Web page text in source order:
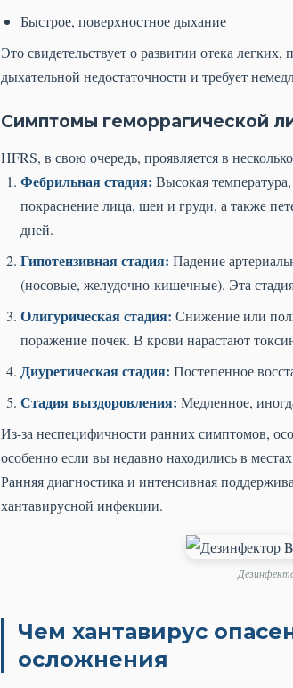
Быстрое, поверхностное дыхание
Это свидетельствует о развитии отека
дыхательной недостаточности и требует
Симптомы геморрагической
HFRS, в свою очередь, проявляется в
Фебрильная стадия: Высокая
покраснение лица, шеи и груди, а также
дней.
Гипотензивная стадия: Падение
(носовые, желудочно-кишечные). Эта
Олигурическая стадия: Снижение или
поражение почек. В крови нарастают
Диуретическая стадия: Постепенное
Стадия выздоровления: Медленное,
Из-за неспецифичности ранних симптомов,
особенно если вы недавно находились в
Ранняя диагностика и интенсивная
хантавирусной инфекции.
Чем хантавирус
осложнения